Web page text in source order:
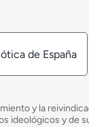
de España
y la
ideológicos y de